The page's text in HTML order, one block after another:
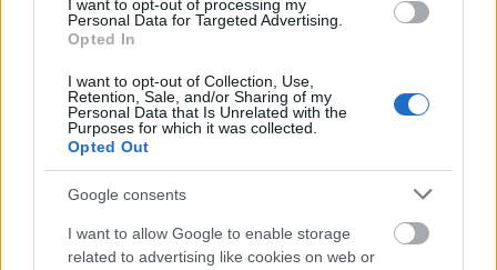
I want to opt-out of processing my
Personal Data for Targeted Advertising.
Opted In
I want to opt-out of Collection, Use,
Retention, Sale, and/or Sharing of my
Personal Data that Is Unrelated with the
Purposes for which it was collected.
Opted Out
Google consents
I want to allow Google to enable storage
related to advertising like cookies on web or
SZEMBE MERSZ NÉZNI AZZAL, AKIVÉ